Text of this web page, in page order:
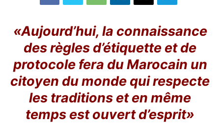
«Aujourd’hui, la connaissance
des règles d’étiquette et de
protocole fera du Marocain un
citoyen du monde qui respecte
les traditions et en même
temps est ouvert d’esprit»